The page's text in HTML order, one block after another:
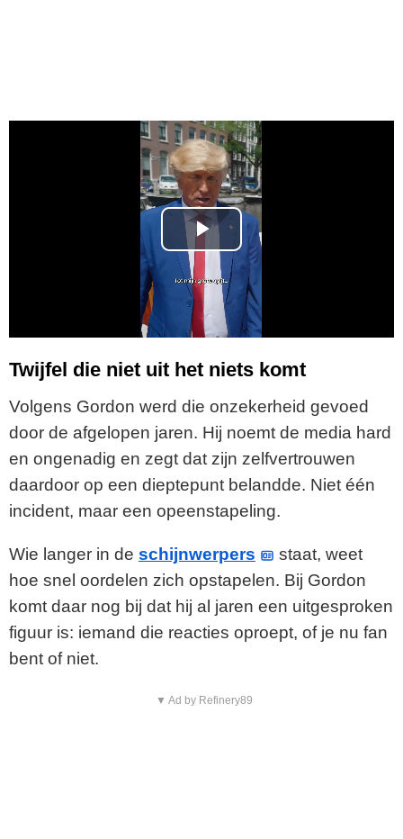
P
l
a
y
V
i
d
o
Twijfel die niet uit het niets komt
Volgens Gordon werd die onzekerheid gevoed
door de afgelopen jaren. Hij noemt de media hard
en ongenadig en zegt dat zijn zelfvertrouwen
daardoor op een dieptepunt belandde. Niet één
incident, maar een opeenstapeling.
Wie langer in de schijnwerpers
staat, weet
hoe snel oordelen zich opstapelen. Bij Gordon
komt daar nog bij dat hij al jaren een uitgesproken
figuur is: iemand die reacties oproept, of je nu fan
bent of niet.
▼ Ad by Refinery89